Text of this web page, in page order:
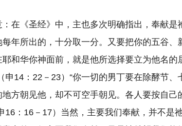
在《圣经》中，主也多次明确指出，奉献是
年所出的，十分取一分。又要把你的五谷
和华你神面前，就是他所选择要立为他名的
申14：22－23）“你一切的男丁要在除酵节
方朝见他，却不可空手朝见。各人要按自己
16：16－17）当然，主要我们奉献，并不是